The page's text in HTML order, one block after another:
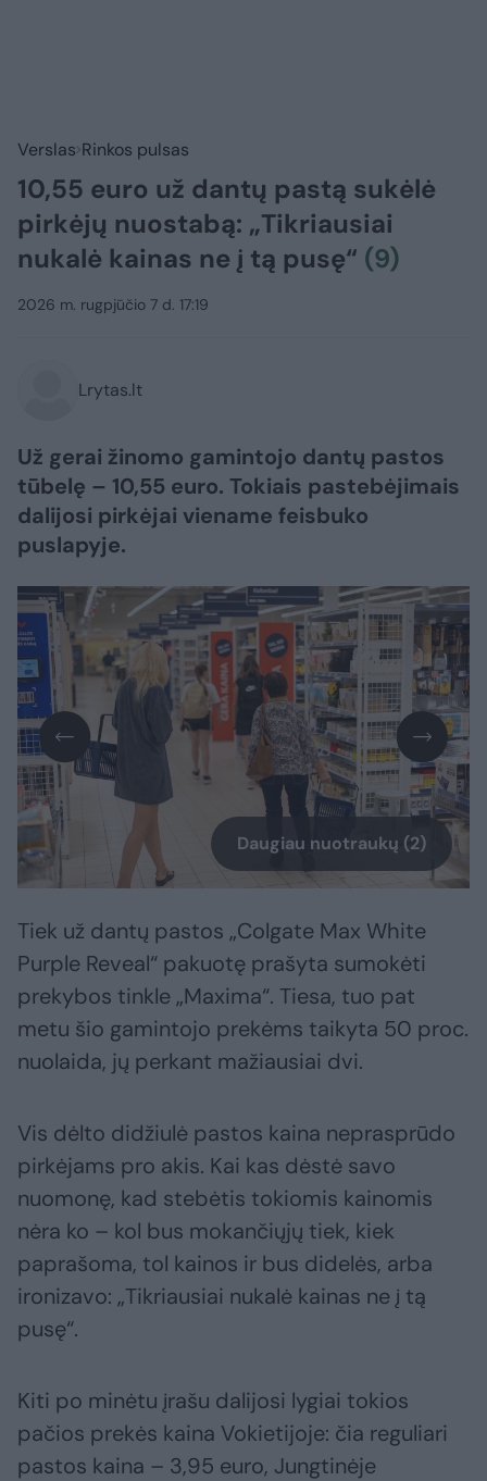
Verslas Rinkos pulsas
10,55 euro už dantų pastą sukėlė
pirkėjų nuostabą: „Tikriausiai
nukalė kainas ne į tą pusę“ (9)
2026 m. rugpjūčio 7 d. 17:19
Lrytas.lt
Už gerai žinomo gamintojo dantų pastos
tūbelę – 10,55 euro. Tokiais pastebėjimais
dalijosi pirkėjai viename feisbuko
puslapyje.
Daugiau nuotraukų (2)
Tiek už dantų pastos „Colgate Max White
Purple Reveal“ pakuotę prašyta sumokėti
prekybos tinkle „Maxima“. Tiesa, tuo pat
metu šio gamintojo prekėms taikyta 50 proc.
nuolaida, jų perkant mažiausiai dvi.
Vis dėlto didžiulė pastos kaina neprasprūdo
pirkėjams pro akis. Kai kas dėstė savo
nuomonę, kad stebėtis tokiomis kainomis
nėra ko – kol bus mokančiųjų tiek, kiek
paprašoma, tol kainos ir bus didelės, arba
ironizavo: „Tikriausiai nukalė kainas ne į tą
pusę“.
Kiti po minėtu įrašu dalijosi lygiai tokios
pačios prekės kaina Vokietijoje: čia reguliari
pastos kaina – 3,95 euro, Jungtinėje